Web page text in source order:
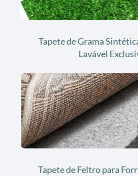
Tapete de Grama
Lavável
Tapete de Feltro para